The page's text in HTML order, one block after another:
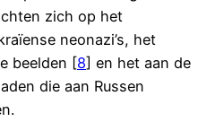
zich op het
neonazi’s, het
beelden [8] en het aan de
die aan Russen